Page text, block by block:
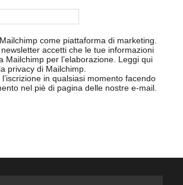
come piattaforma di marketing.
accetti che le tue informazioni
Mailchimp per l’elaborazione. Leggi qui
privacy di Mailchimp
in qualsiasi momento facendo
nel piè di pagina delle nostre e-mail.